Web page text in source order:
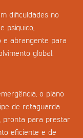
dificuldades no
psíquico,
e abrangente para
global.
o plano
de retaguarda
pronta para prestar
eficiente e de